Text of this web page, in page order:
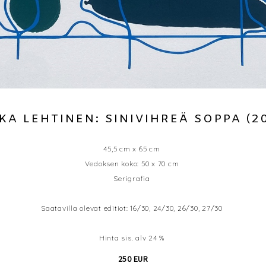
LEHTINEN: SINIVIHREÄ SOPPA
45,5 cm x 65 cm
Vedoksen koko: 50 x 70 cm
Serigrafia
Saatavilla olevat editiot: 16/30, 24/30, 26/30, 27/30
Hinta sis. alv 24 %
250 EUR